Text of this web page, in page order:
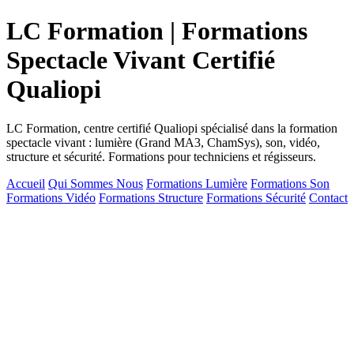
LC Formation | Formations
Spectacle Vivant Certifié
Qualiopi
LC Formation, centre certifié Qualiopi spécialisé dans la formation
spectacle vivant : lumière (Grand MA3, ChamSys), son, vidéo,
structure et sécurité. Formations pour techniciens et régisseurs.
Accueil Qui Sommes Nous Formations Lumière Formations Son
Formations Vidéo Formations Structure Formations Sécurité Contact